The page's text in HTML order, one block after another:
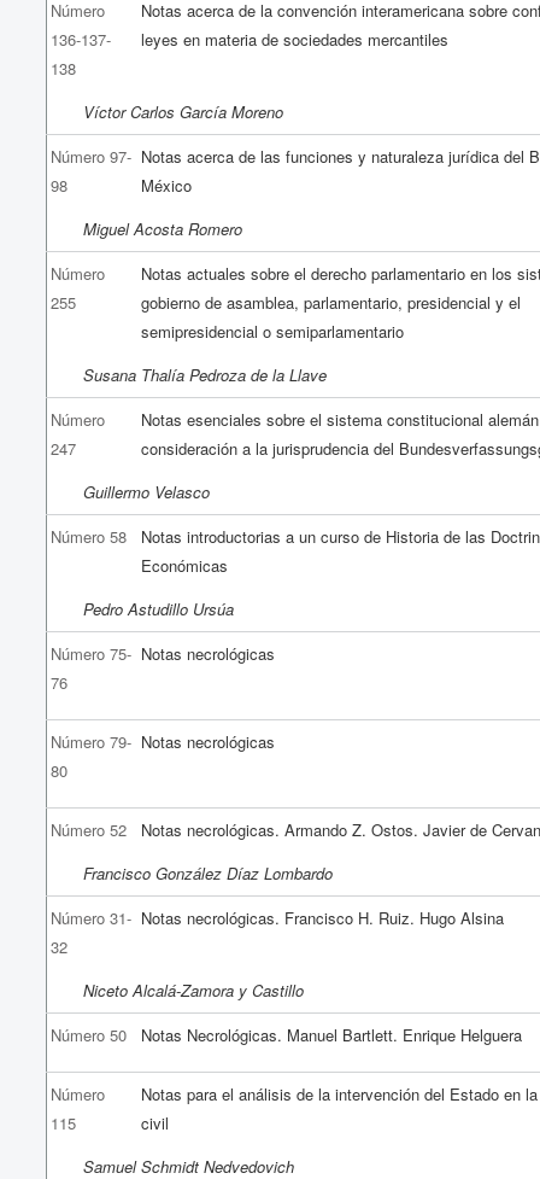
Número
136-137-
138
Notas acerca de la convención interamericana sobre
leyes en materia de sociedades mercantiles
Víctor Carlos García Moreno
Número 97-
98
Notas acerca de las funciones y naturaleza jurídica del
México
Miguel Acosta Romero
Número
255
Notas actuales sobre el derecho parlamentario en los
gobierno de asamblea, parlamentario, presidencial y el
semipresidencial o semiparlamentario
Susana Thalía Pedroza de la Llave
Número
247
Notas esenciales sobre el sistema constitucional
consideración a la jurisprudencia del
Guillermo Velasco
Número 58
Notas introductorias a un curso de Historia de las
Económicas
Pedro Astudillo Ursúa
Número 75-
76
Notas necrológicas
Número 79-
80
Notas necrológicas
Número 52
Notas necrológicas. Armando Z. Ostos. Javier de
Francisco González Díaz Lombardo
Número 31-
32
Notas necrológicas. Francisco H. Ruiz. Hugo Alsina
Niceto Alcalá-Zamora y Castillo
Número 50
Notas Necrológicas. Manuel Bartlett. Enrique Helguera
Número
115
Notas para el análisis de la intervención del Estado en
civil
Samuel Schmidt Nedvedovich